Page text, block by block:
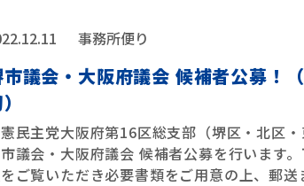
事務所便り
議会・大阪府議会 候補者公募！
民主党大阪府第16区総支部（堺区・北区・
議会・大阪府議会 候補者公募を行います
ご覧いただき必要書類をご用意の上、郵送